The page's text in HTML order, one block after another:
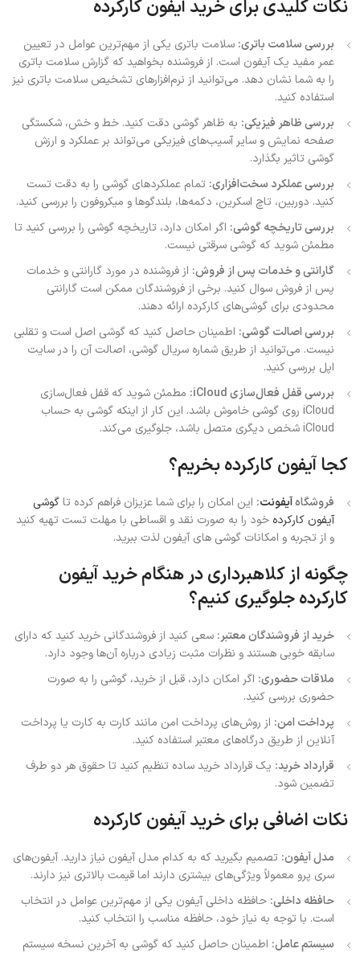
نکات کلیدی برای خرید آیفون کارکرده
بررسی سلامت باتری: سلامت باتری یکی از مهم‌ترین عوامل در تعیین
عمر مفید یک آیفون است. از فروشنده بخواهید که گزارش سلامت باتری
را به شما نشان دهد. می‌توانید از نرم‌افزارهای تشخیص سلامت باتری نیز
استفاده کنید.
بررسی ظاهر فیزیکی: به ظاهر گوشی دقت کنید. خط و خش، شکستگی
صفحه نمایش و سایر آسیب‌های فیزیکی می‌تواند بر عملکرد و ارزش
گوشی تاثیر بگذارد.
بررسی عملکرد سخت‌افزاری: تمام عملکردهای گوشی را به دقت تست
کنید. دوربین، تاچ اسکرین، دکمه‌ها، بلندگوها و میکروفون را بررسی کنید.
بررسی تاریخچه گوشی: اگر امکان دارد، تاریخچه گوشی را بررسی کنید تا
مطمئن شوید که گوشی سرقتی نیست.
گارانتی و خدمات پس از فروش: از فروشنده در مورد گارانتی و خدمات
پس از فروش سوال کنید. برخی از فروشندگان ممکن است گارانتی
محدودی برای گوشی‌های کارکرده ارائه دهند.
بررسی اصالت گوشی: اطمینان حاصل کنید که گوشی اصل است و تقلبی
نیست. می‌توانید از طریق شماره سریال گوشی، اصالت آن را در سایت
اپل بررسی کنید.
بررسی قفل فعال‌سازی iCloud:
مطمئن شوید که قفل فعال‌سازی
iCloud روی گوشی خاموش باشد. این کار از اینکه گوشی به حساب
iCloud شخص دیگری متصل باشد، جلوگیری می‌کند.
کجا آیفون کارکرده بخریم؟
فروشگاه‌آیفونت: این امکان را برای شما عزیزان فراهم کرده تاگوشی
آیفون کارکرده خود را به صورت نقد و اقساطی با مهلت تست تهیه کنید
و از تجربه و امکانات گوشی های آیفون لذت ببرید.
چگونه از کلاهبرداری در هنگام خرید آیفون
کارکرده جلوگیری کنیم؟
خرید از فروشندگان معتبر: سعی کنید از فروشندگانی خرید کنید که دارای
سابقه خوبی هستند و نظرات مثبت زیادی درباره آن‌ها وجود دارد.
ملاقات حضوری: اگر امکان دارد، قبل از خرید، گوشی را به صورت
حضوری بررسی کنید.
پرداخت امن: از روش‌های پرداخت امن مانند کارت به کارت یا پرداخت
آنلاین از طریق درگاه‌های معتبر استفاده کنید.
قرارداد خرید: یک قرارداد خرید ساده تنظیم کنید تا حقوق هر دو طرف
تضمین شود.
نکات اضافی برای خرید آیفون کارکرده
مدل آیفون: تصمیم بگیرید که به کدام مدل آیفون نیاز دارید. آیفون‌های
سری پرو معمولاً ویژگی‌های بیشتری دارند اما قیمت بالاتری نیز دارند.
حافظه داخلی: حافظه داخلی آیفون یکی از مهم‌ترین عوامل در انتخاب
است. با توجه به نیاز خود، حافظه مناسب را انتخاب کنید.
سیستم عامل: اطمینان حاصل کنید که گوشی به آخرین نسخه سیستم